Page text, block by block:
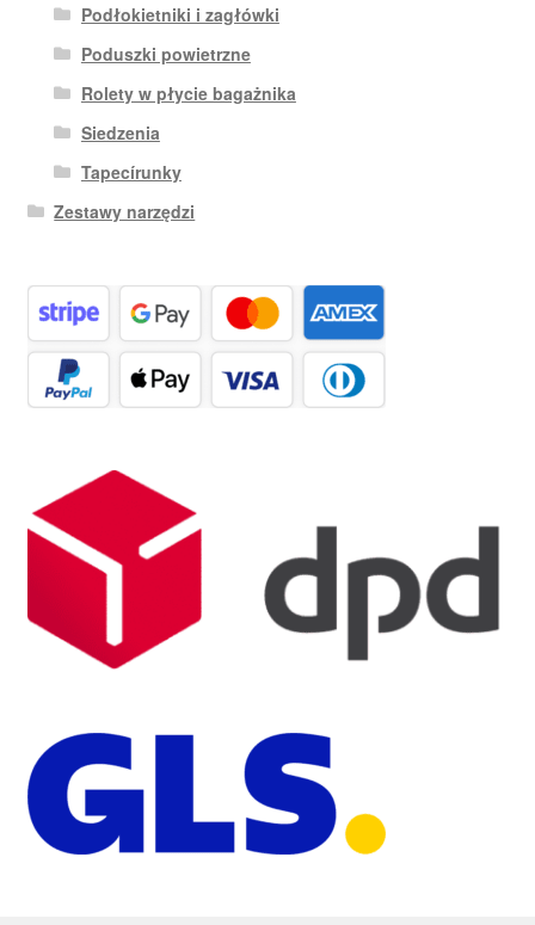
Podłokietniki i zagłówki
Poduszki powietrzne
Rolety w płycie bagażnika
Siedzenia
Tapecírunky
Zestawy narzędzi